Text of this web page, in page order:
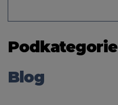
Podkategorie
Blog